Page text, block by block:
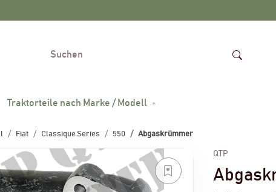
Traktorteile nach Marke / Modell
Fiat Classique Series 550 Abgaskrümmer
QTP